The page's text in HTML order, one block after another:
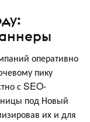
оперативно
пику
с SEO-
под Новый
их и для